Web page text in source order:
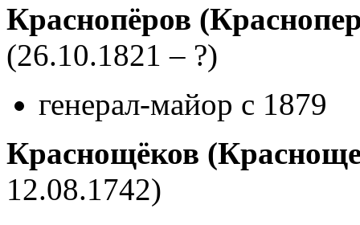
Краснопёров
(26.10.1821 – ?)
генерал-майор с 1879
Краснощёков
12.08.1742)